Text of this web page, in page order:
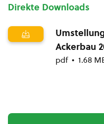
Direkte Downloads
Ackerbau
pdf 1.68